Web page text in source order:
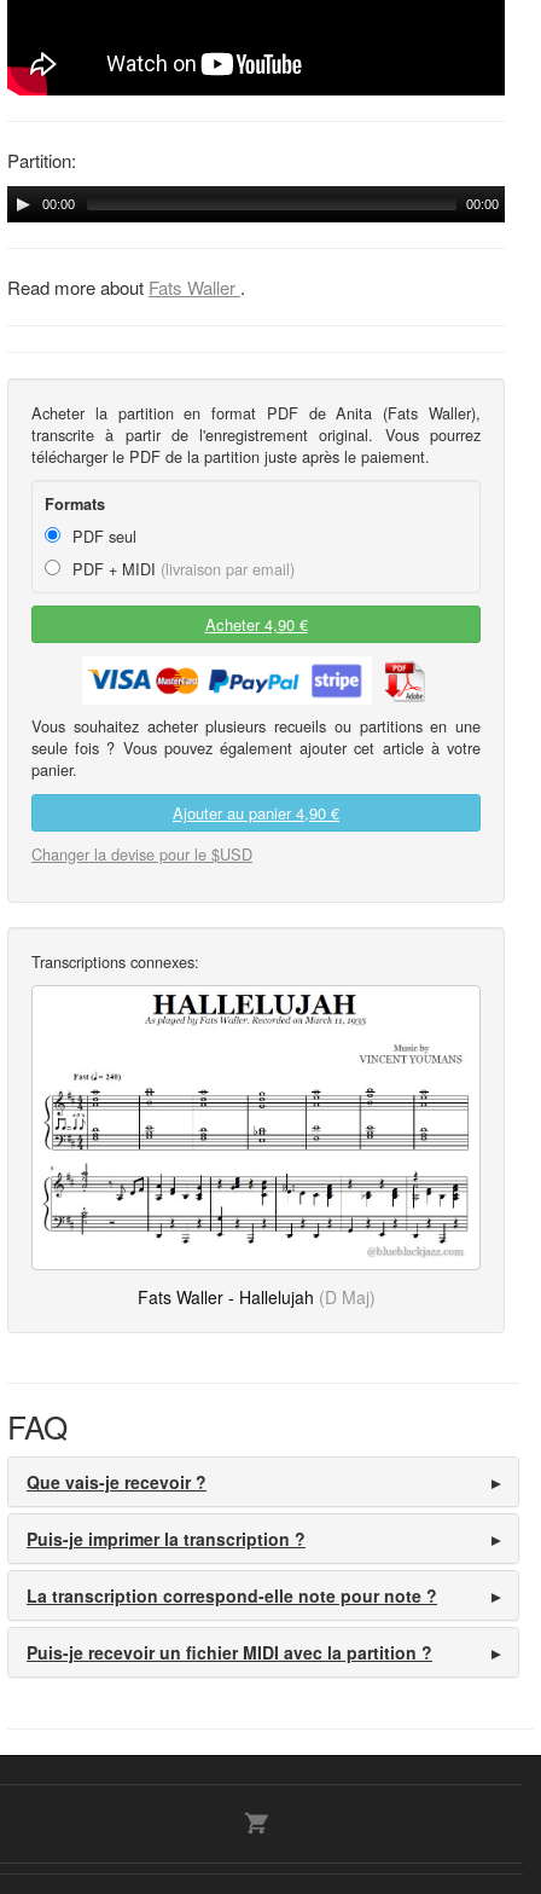
Partition:
00:00 00:00
Read more about Fats Waller .
Acheter la partition en format PDF de Anita (Fats Waller),
transcrite à partir de l'enregistrement original. Vous pourrez
télécharger le PDF de la partition juste après le paiement.
Formats
PDF seul
PDF + MIDI (livraison par email)
Acheter 4,90 €
Vous souhaitez acheter plusieurs recueils ou partitions en une
seule fois ? Vous pouvez également ajouter cet article à votre
panier.
Ajouter au panier4,90 €
Changer la devise pour le $USD
Transcriptions connexes:
Fats Waller - Hallelujah (D Maj)
FAQ
Que vais-je recevoir ?
Puis-je imprimer la transcription ?
La transcription correspond-elle note pour note ?
Puis-je recevoir un fichier MIDI avec la partition ?